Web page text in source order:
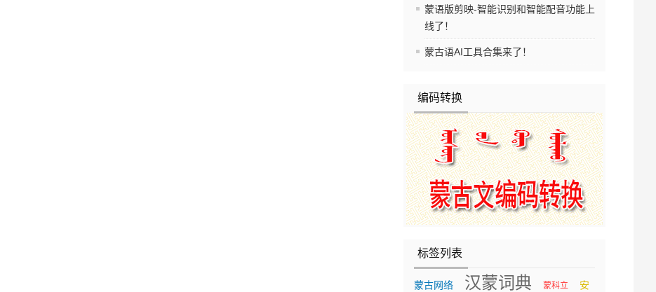
蒙语版剪映-智能识别和智能配音功能上
线了！
蒙古语AI工具合集来了！
编码转换
标签列表
蒙古网络 汉蒙词典 蒙科立 安